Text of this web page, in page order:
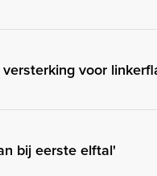
voor
bij eerste elftal'